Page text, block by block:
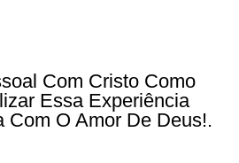
Com Cristo Como
Essa Experiência
Com O Amor De Deus!.